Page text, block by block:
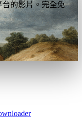
台的影片。完全免